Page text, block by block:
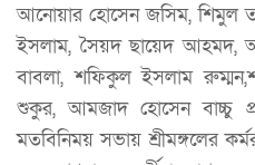
আনোয়ার হোসেন জসিম,
ইসলাম, সৈয়দ ছায়েদ আহমদ,
বাবলা, শফিকুল ইসলাম
শুকুর, আমজাদ হোসেন বাচ্চু
মতবিনিময় সভায় শ্রীমঙ্গলের